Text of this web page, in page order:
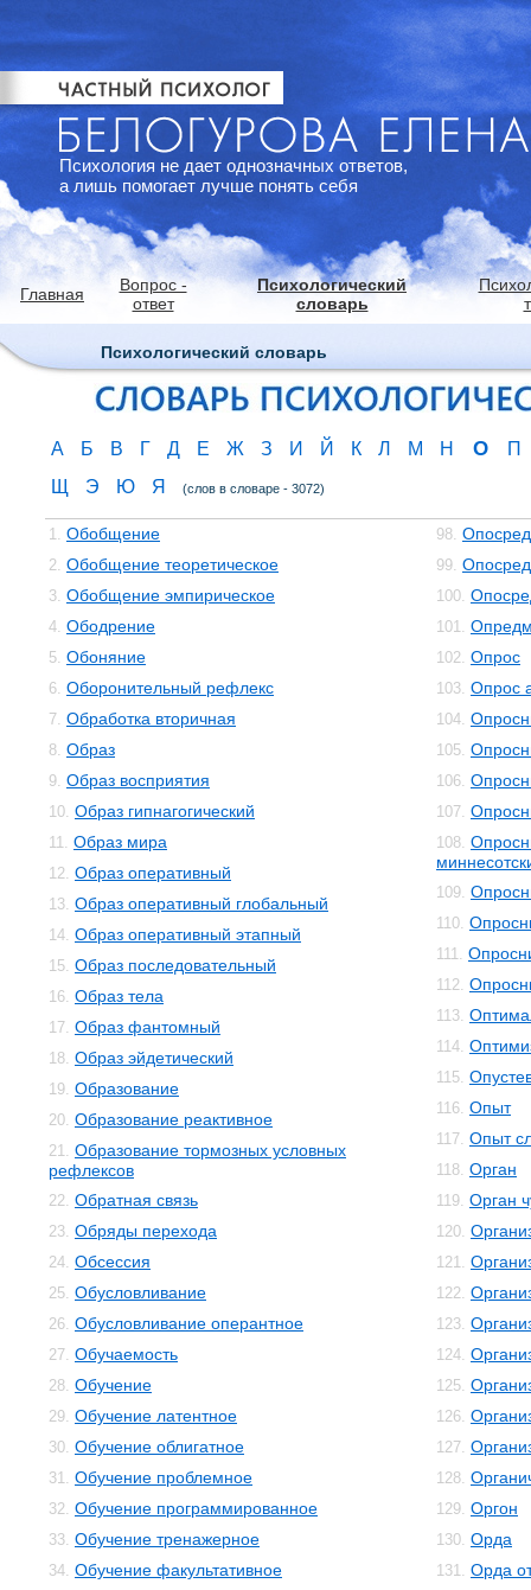
Психология не дает однозначных ответов,
а лишь помогает лучше понять себя
Главная
Вопрос -
ответ
Психологический
словарь
Психологический словарь
А Б В Г Д Е Ж З И Й К Л М Н О
П
Щ
Э Ю Я (слов в словаре - 3072)
1. Обобщение
2. Обобщение теоретическое
3. Обобщение эмпирическое
4. Ободрение
5. Обоняние
6. Оборонительный рефлекс
7. Обработка вторичная
8. Образ
9. Образ восприятия
10. Образ гипнагогический
11. Образ мира
12. Образ оперативный
13. Образ оперативный глобальный
14. Образ оперативный этапный
15. Образ последовательный
16. Образ тела
17. Образ фантомный
18. Образ эйдетический
19. Образование
20. Образование реактивное
21. Образование тормозных условных
рефлексов
22. Обратная связь
23. Обряды перехода
24. Обсессия
25. Обусловливание
26. Обусловливание оперантное
27. Обучаемость
28. Обучение
29. Обучение латентное
30. Обучение облигатное
31. Обучение проблемное
32. Обучение программированное
33. Обучение тренажерное
34. Обучение факультативное
98.
99.
100.
101.
102. Опрос
103. Опрос
104.
105.
106.
107.
108.
109.
110.
111.
112.
113.
114.
115.
116. Опыт
117. Опыт
118. Орган
119. Орган
120.
121.
122.
123.
124.
125.
126.
127.
128.
129. Оргон
130. Орда
131. Орда